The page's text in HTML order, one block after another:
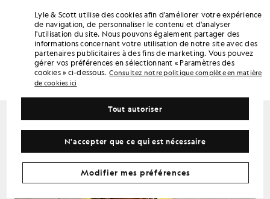
LYLE & SCOTT
Printemps-Été 2021
Lyle & Scott utilise des cookies afin d'améliorer votre expérience
de navigation, de personnaliser le contenu et d'analyser
l'utilisation du site. Nous pouvons également partager des
informations concernant votre utilisation de notre site avec des
partenaires publicitaires à des fins de marketing. Vous pouvez
gérer vos préférences en sélectionnant « Paramètres des
cookies » ci-dessous. Consultez notre politique complète en matière
de cookies ici
N'accepter que ce qui est nécessaire
Tout autoriser
Modifier mes préférences